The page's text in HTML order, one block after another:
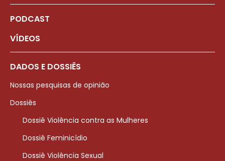
PODCAST
VÍDEOS
DADOS E DOSSIÊS
Nossas pesquisas de opinião
Dossiês
Dossiê Violência contra as Mulheres
Dossiê Feminicídio
Dossiê Violência Sexual